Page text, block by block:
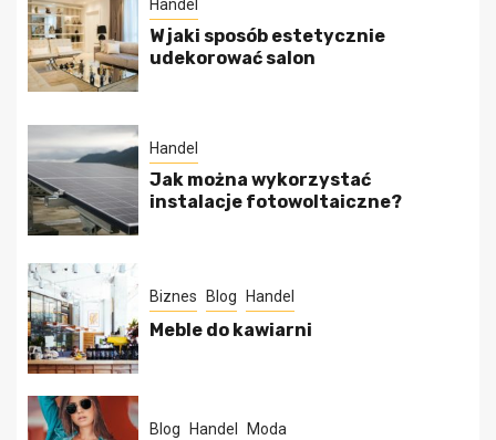
Handel
W jaki sposób estetycznie
udekorować salon
Handel
Jak można wykorzystać
instalacje fotowoltaiczne?
Biznes Blog Handel
Meble do kawiarni
Blog Handel Moda